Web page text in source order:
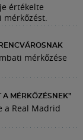
értékelte
mérkőzést.
mérkőzése
A MÉRKŐZÉSNEK”
a Real Madrid